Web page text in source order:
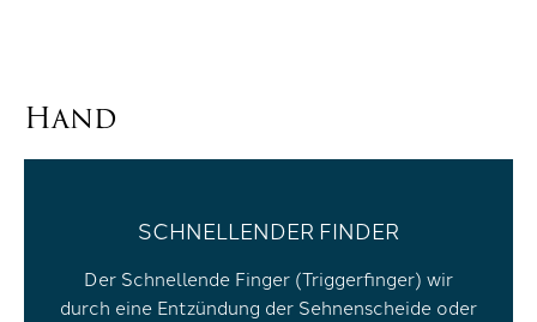
Hand
SCHNELLENDER FINDER
Der Schnellende Finger (Triggerfinger) wir
durch eine Entzündung der Sehnenscheide oder